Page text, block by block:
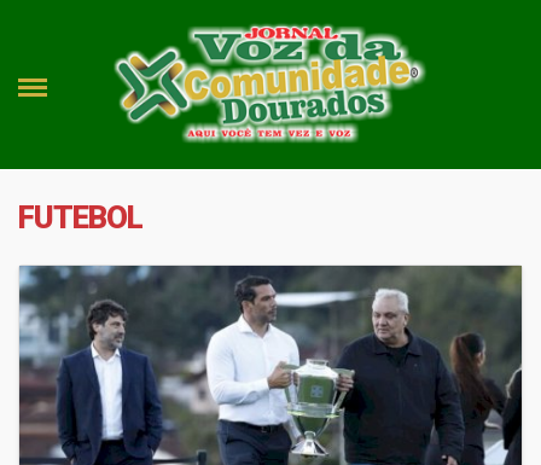
FUTEBOL